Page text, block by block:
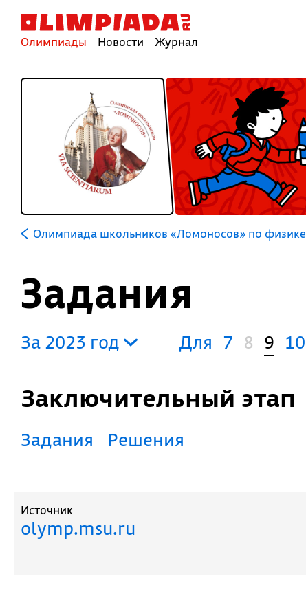
Олимпиады Новости Журнал
Олимпиада школьников «Ломоносов» по физике
Задания
За 2023 год Для 7 8 9 10
Заключительный этап
Задания Решения
Источник
olymp.msu.ru